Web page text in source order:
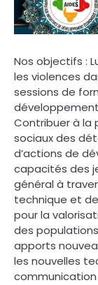
Nos objectifs :
les violences
sessions de
Contribuer à la
sociaux des
d’actions de
capacités des
général à
technique et
pour la
des
apports
les nouvelles
communication